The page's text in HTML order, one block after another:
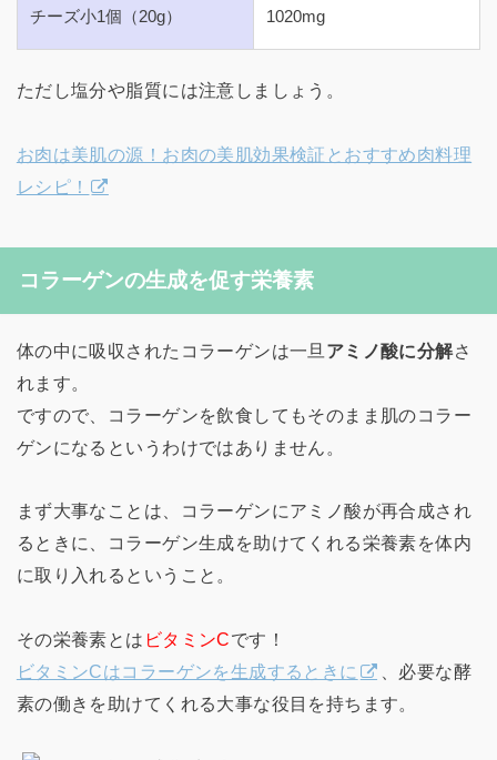
チーズ小1個（20g） 1020mg
ただし塩分や脂質には注意しましょう。
お肉は美肌の源！お肉の美肌効果検証とおすすめ肉料理
レシピ！
コラーゲンの生成を促す栄養素
体の中に吸収されたコラーゲンは一旦 アミノ酸に分解さ
れます。
ですので、コラーゲンを飲食してもそのまま肌のコラー
ゲンになるというわけではありません。
まず大事なことは、コラーゲンにアミノ酸が再合成され
るときに、コラーゲン生成を助けてくれる栄養素を体内
に取り入れるということ。
その栄養素とは ビタミンCです！
ビタミンCはコラーゲンを生成するときに
、必要な酵
素の働きを助けてくれる大事な役目を持ちます。